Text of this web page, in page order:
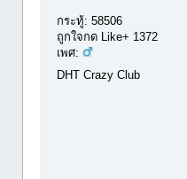
กระทู้: 58506
ถูกใจกด Like+ 1372
เพศ:
DHT Crazy Club